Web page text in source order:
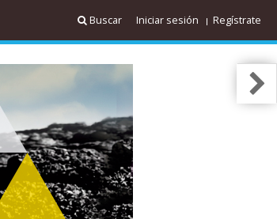
Buscar Iniciar sesión Regístrate